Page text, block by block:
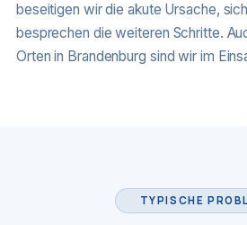
beseitigen wir die akute Ursache,
besprechen die weiteren Schritte.
Orten in Brandenburg sind wir im
TYPISCHE